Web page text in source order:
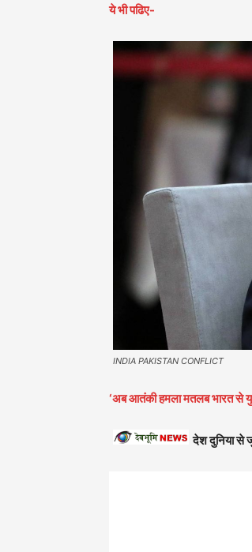
ये भी पढिए-
INDIA PAKISTAN CONFLICT
‘अब आतंकी हमला मतलब भारत से
देश दुनिया से